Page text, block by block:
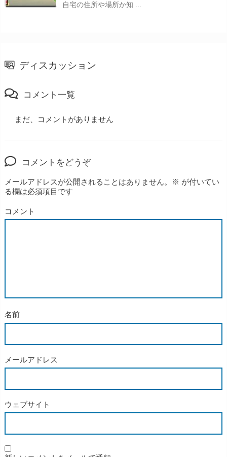
自宅の住所や場所か知 ...
ディスカッション
コメント一覧
まだ、コメントがありません
コメントをどうぞ
メールアドレスが公開されることはありません。 ※ が付いてい
る欄は必須項目です
コメント
名前
メールアドレス
ウェブサイト